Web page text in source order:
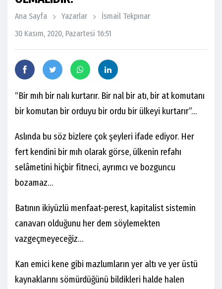
Ana Sayfa Yazarlar
İsmail Tekpınar
30 Kasım, 2020, Pazartesi 16:51
“Bir mıh bir nalı kurtarır. Bir nal bir atı, bir at komutanı
bir komutan bir orduyu bir ordu bir ülkeyi kurtarır”…
Aslında bu söz bizlere çok şeyleri ifade ediyor. Her
fert kendini bir mıh olarak görse, ülkenin refahı
selâmetini hiçbir fitneci, ayrımcı ve bozguncu
bozamaz…
Batının ikiyüzlü menfaat-perest, kapitalist sistemin
canavarı olduğunu her dem söylemekten
vazgeçmeyeceğiz…
Kan emici kene gibi mazlumların yer altı ve yer üstü
kaynaklarını sömürdüğünü bildikleri halde halen